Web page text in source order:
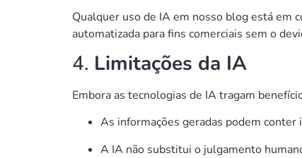
Qualquer uso de IA em nosso blog está em
automatizada para fins comerciais sem o
4. Limitações da IA
Embora as tecnologias de IA tragam
As informações geradas podem conter
A IA não substitui o julgamento